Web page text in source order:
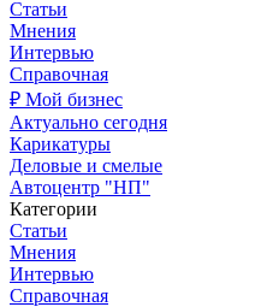
Статьи
Мнения
Интервью
Справочная
₽ Мой бизнес
Актуально сегодня
Карикатуры
Деловые и смелые
Автоцентр "НП"
Категории
Статьи
Мнения
Интервью
Справочная